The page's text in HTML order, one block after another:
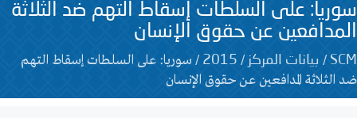
سوريا: على السلطات إسقاط التهم ضد الثلاثة
المدافعين عن حقوق الإنسان
SCM
/ بيانات المركز /
2015
/ سوريا: على السلطات إسقاط التهم
ضد الثلاثة المدافعين عن حقوق الإنسان